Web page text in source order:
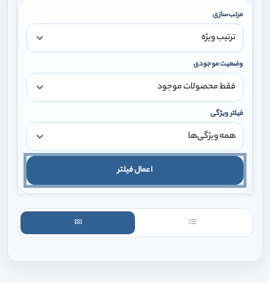
مرتب‌سازی
وضعیت موجودی
فیلتر ویژگی
اعمال فیلتر